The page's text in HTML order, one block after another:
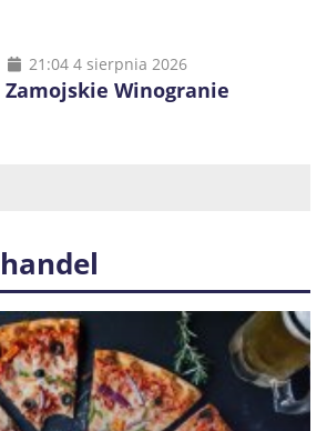
21:04 4 sierpnia 2026
Zamojskie Winogranie